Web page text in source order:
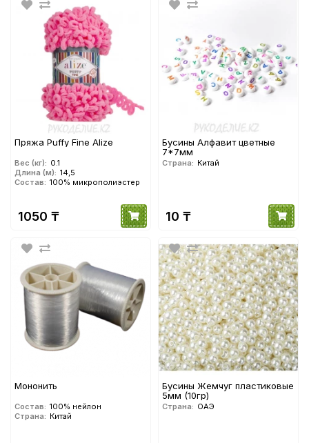
Пряжа Puffy Fine Alize
Вес (кг): 0.1
Длина (м): 14,5
Состав: 100% микрополиэстер
1050 ₸
Бусины Алфавит цветные
7*7мм
Страна: Китай
10 ₸
Мононить
Состав: 100% нейлон
Страна: Китай
Бусины Жемчуг пластиковые
5мм (10гр)
Страна: ОАЭ